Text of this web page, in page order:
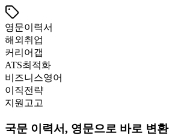
영문이력서
해외취업
커리어갭
ATS최적화
비즈니스영어
이직전략
지원고고
국문 이력서, 영문으로 바로 변환